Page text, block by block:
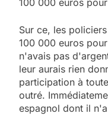
100 000 euros
Sur ce, les
100 000 euros
n'avais pas
leur aurais rien
participation à
outré.
espagnol dont il